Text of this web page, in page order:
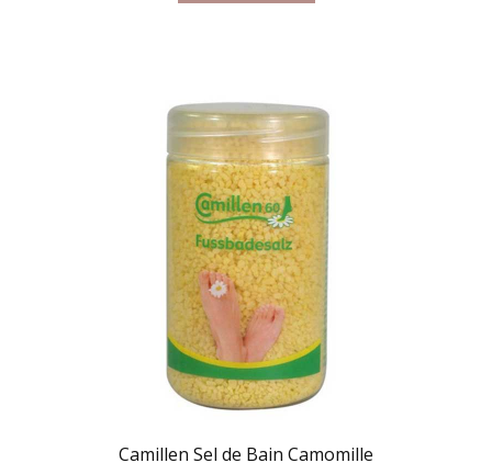
Camillen Sel de Bain Camomille